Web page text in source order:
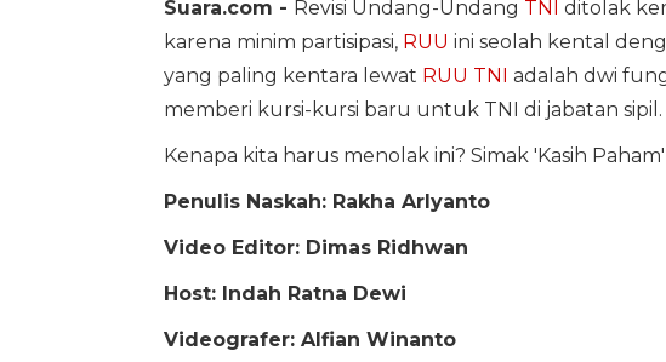
Suara.com - Revisi Undang-Undang TNI ditolak
karena minim partisipasi, RUU ini seolah kental
yang paling kentara lewat RUU TNI adalah dwi
memberi kursi-kursi baru untuk TNI di jabatan sipil.
Kenapa kita harus menolak ini? Simak 'Kasih
Penulis Naskah: Rakha Arlyanto
Video Editor: Dimas Ridhwan
Host: Indah Ratna Dewi
Videografer: Alfian Winanto